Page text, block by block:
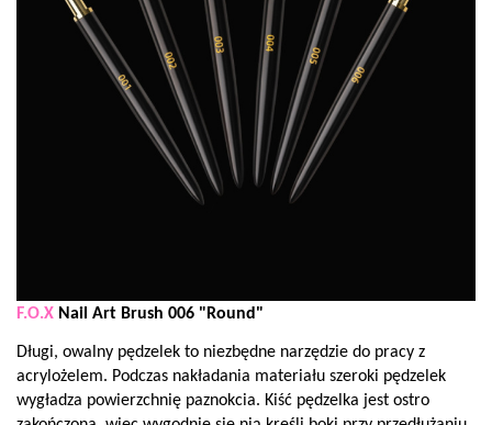
F.O.X Nail Art Brush 006 "Round"
Długi, owalny pędzelek to niezbędne narzędzie do pracy z
acrylożelem. Podczas nakładania materiału szeroki pędzelek
wygładza powierzchnię paznokcia. Kiść pędzelka jest ostro